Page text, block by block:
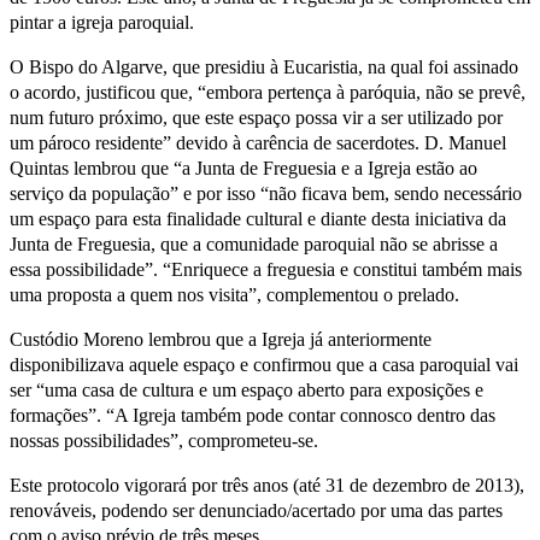
pintar a igreja paroquial.
O Bispo do Algarve, que presidiu à Eucaristia, na qual foi assinado
o acordo, justificou que, “embora pertença à paróquia, não se prevê,
num futuro próximo, que este espaço possa vir a ser utilizado por
um pároco residente” devido à carência de sacerdotes. D. Manuel
Quintas lembrou que “a Junta de Freguesia e a Igreja estão ao
serviço da população” e por isso “não ficava bem, sendo necessário
um espaço para esta finalidade cultural e diante desta iniciativa da
Junta de Freguesia, que a comunidade paroquial não se abrisse a
essa possibilidade”. “Enriquece a freguesia e constitui também mais
uma proposta a quem nos visita”, complementou o prelado.
Custódio Moreno lembrou que a Igreja já anteriormente
disponibilizava aquele espaço e confirmou que a casa paroquial vai
ser “uma casa de cultura e um espaço aberto para exposições e
formações”. “A Igreja também pode contar connosco dentro das
nossas possibilidades”, comprometeu-se.
Este protocolo vigorará por três anos (até 31 de dezembro de 2013),
renováveis, podendo ser denunciado/acertado por uma das partes
com o aviso prévio de três meses.